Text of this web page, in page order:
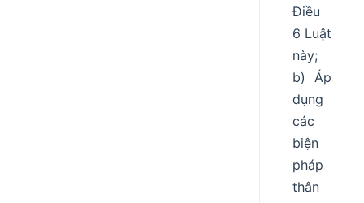
Điều
6 Luật
này;
b) Áp
dụng
các
biện
pháp
thân